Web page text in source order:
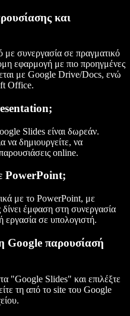
και
με συνεργασία σε πραγματικό
εφαρμογή με πιο προηγμένες
με Google Drive/Docs, ενώ
Office.
Slides είναι δωρεάν.
να δημιουργείτε, να
online.
PowerPoint;
με το PowerPoint, με
έμφαση στη συνεργασία
εργασία σε υπολογιστή.
παρουσίασή
"Google Slides" και επιλέξτε
τη από το site του Google